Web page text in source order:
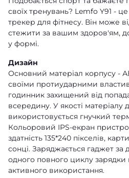
своїх тренувань? Lemfo Y91 -
трекер для фітнесу. Він може
стежити за вашим здоров'ям,
у формі.
Дизайн
Основний матеріал корпусу -
своїми протиударними
годинник захищений від
всередину. У якості матеріалу
використовується гнучкий
Кольоровий IPS-екран
здатність 135*240 пікселів,
сонці. Заряджається гаджет
одного повного циклу зарядки
активного використання.